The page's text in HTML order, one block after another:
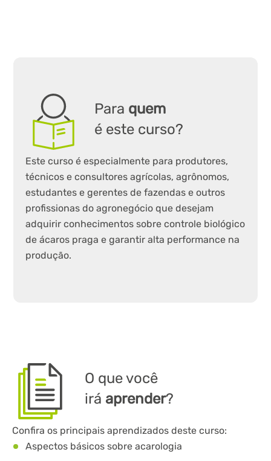
Para quem
é este curso?
Este curso é especialmente para produtores,
técnicos e consultores agrícolas, agrônomos,
estudantes e gerentes de fazendas e outros
profissionas do agronegócio que desejam
adquirir conhecimentos sobre controle biológico
de ácaros praga e garantir alta performance na
produção.
O que você
irá aprender?
Confira os principais aprendizados deste curso:
Aspectos básicos sobre acarologia